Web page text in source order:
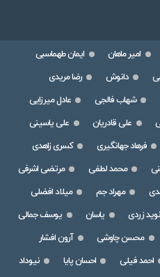
امیر ماهان
ایمان طهماسبی
دانوش
رضا مریدی
شهاب فالجی
عادل میرزایی
علی قادریان
علی یاسینی
فرهاد جهانگیری
کسری زاهدی
محمد لطفی
مرتضی اشرفی
مهراد جم
میلاد افضلی
نوید زردی یاسان
یوسف جمالی
محسن چاوشی
آرون افشار
احمد فیلی احسان پایا
نیوداد